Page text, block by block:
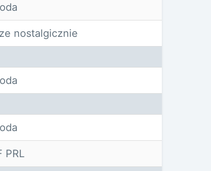
nostalgicznie
PRL